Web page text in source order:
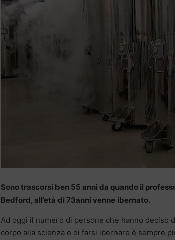
Sono trascorsi ben 55 anni da quando il
Bedford, all’età di 73anni venne ibernato.
Ad oggi il numero di persone che hanno deciso
corpo alla scienza e di farsi ibernare è sempre